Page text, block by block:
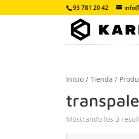
93 781 20 42
Inicio /Tienda /
Mostrando los 3